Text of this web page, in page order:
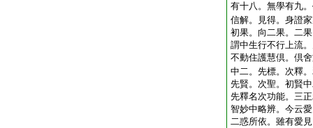
有十八。無學有九
信解。見得。身證
初果。向二果。二
謂中生行不行上流
不動住護慧倶。倶
中二。先標。次釋
先賢。次聖。初賢
先釋名次功能。三
智妙中略辨。今云
二惑所依。雖有愛